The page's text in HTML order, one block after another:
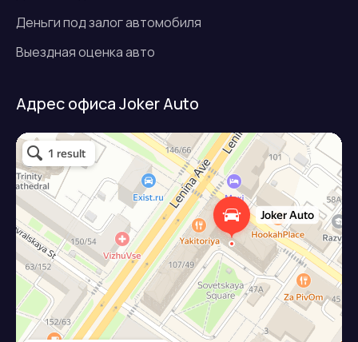
Деньги под залог автомобиля
Выездная оценка авто
Адрес офиса Joker Auto
Джокер авто
Займ под залог авто в Подольске
Микрофинансовая организация в Подольске